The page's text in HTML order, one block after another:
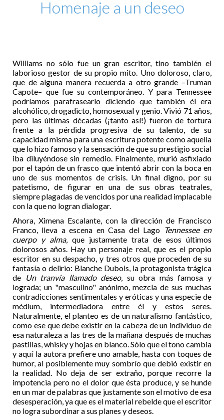
Homenaje a un deseo
Williams no sólo fue un gran escritor, tino también el
laborioso gestor de su propio mito. Uno doloroso, claro,
que de alguna manera recuerda a otro grande –Truman
Capote– que fue su contemporáneo. Y para Tennessee
podríamos parafrasearlo diciendo que también él era
alcohólico, drogadicto, homosexual y genio. Vivió 71 años,
pero las últimas décadas (¡tanto así!) fueron de tortura
frente a la pérdida progresiva de su talento, de su
capacidad misma para una escritura potente como aquella
que lo hizo famoso y la sensación de que su prestigio social
iba diluyéndose sin remedio. Finalmente, murió asfixiado
por el tapón de un frasco que intentó abrir con la boca en
uno de sus momentos de crisis. Un final digno, por su
patetismo, de figurar en una de sus obras teatrales,
siempre plagadas de vencidos por una realidad implacable
con la que no logran dialogar.
Ahora, Ximena Escalante, con la dirección de Francisco
Franco, lleva a escena en Casa del Lago Tennessee en
cuerpo y alma, que justamente trata de esos últimos
dolorosos años. Hay un personaje real, que es el propio
escritor en su despacho, y tres otros que proceden de su
fantasía o delirio: Blanche Dubois, la protagonista trágica
de Un tranvía llamado deseo, su obra más famosa y
lograda; un "masculino" anónimo, mezcla de sus muchas
contradicciones sentimentales y eróticas y una especie de
médium, intermediadora entre él y estos seres.
Naturalmente, el planteo es de un naturalismo fantástico,
como ese que debe existir en la cabeza de un individuo de
esa naturaleza a las tres de la mañana después de muchas
pastillas, whisky y hojas en blanco. Sólo que el tono cambia
y aquí la autora prefiere uno amable, hasta con toques de
humor, al posiblemente muy sombrío que debió existir en
la realidad. No deja de ser extraño, porque recorre la
impotencia pero no el dolor que ésta produce, y se hunde
en un mar de palabras que justamente son el motivo de esa
desesperación, ya que es el material rebelde que el escritor
no logra subordinar a sus planes y deseos.